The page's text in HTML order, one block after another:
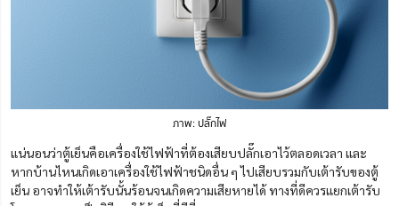
ภาพ: ปลั๊กไฟ
แน่นอนว่าตู้เย็นคือเครื่องใช้ไฟฟ้าที่ต้องเสียบปลั๊กเอาไว้ตลอดเวลา และ
หากบ้านไหนเกิดเอาเครื่องใช้ไฟฟ้าชนิดอื่น ๆ ไปเสียบรวมกับเต้ารับของตู้
เย็น อาจทำให้เต้ารับนั้นร้อนจนเกิดความเสียหายได้ ทางที่ดีควรแยกเต้ารับ